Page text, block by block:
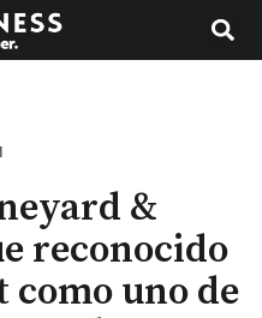
&
reconocido
como uno de